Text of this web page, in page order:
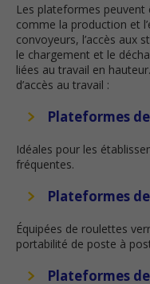
Les plateformes
comme la production et
convoyeurs, l’accès aux
le chargement et le
liées au travail en
d’accès au travail :
Plateformes
Idéales pour les
fréquentes.
Plateformes
Équipées de roulettes
portabilité de poste à
Plateformes